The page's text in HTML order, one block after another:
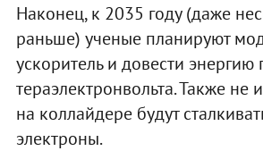
Наконец, к 2035 году (даже
раньше) ученые планируют
ускоритель и довести энергию
тераэлектронвольта. Также не
на коллайдере будут
электроны.